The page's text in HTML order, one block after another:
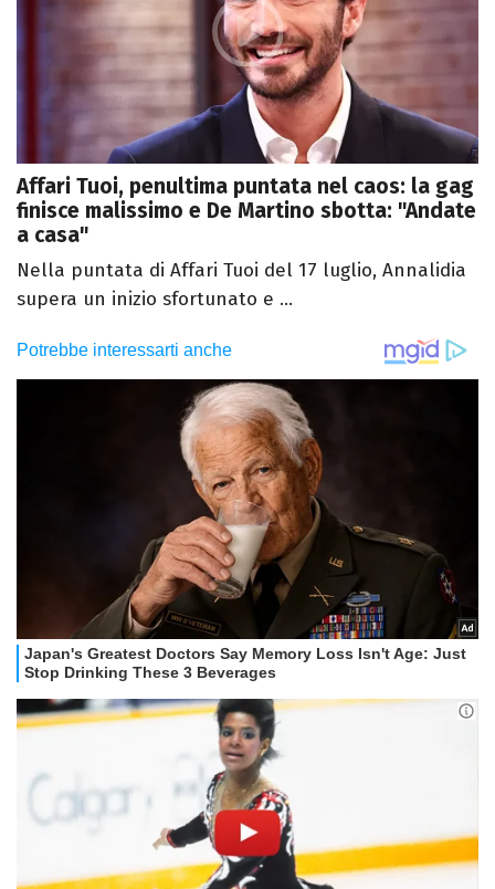
Affari Tuoi, penultima puntata nel caos: la gag
finisce malissimo e De Martino sbotta: "Andate
a casa"
Nella puntata di Affari Tuoi del 17 luglio, Annalidia
supera un inizio sfortunato e ...